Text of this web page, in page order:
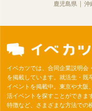
鹿児島県
沖
イベカツでは、合同企業説明会
を掲載しています。就活生・既
イベントを掲載中。東京や大阪
活イベントを探すことができま
特徴など、さまざまな方法での